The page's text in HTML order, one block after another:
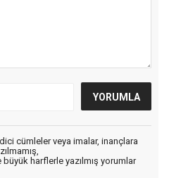
cümleler veya imalar, inançlara
harflerle yazılmış yorumlar